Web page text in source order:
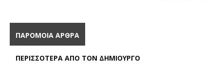
ΠΑΡΟΜΟΙΑ ΑΡΘΡΑ
ΠΕΡΙΣΣΟΤΕΡΑ ΑΠΟ ΤΟΝ ΔΗΜΙΟΥΡΓΟ